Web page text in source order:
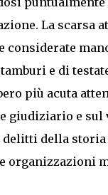
La scarsa
considerate
e di
più acuta
giudiziario e
della storia